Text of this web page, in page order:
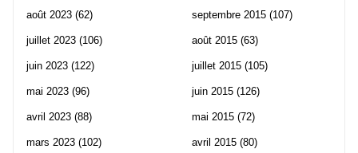
août 2023 (62)
juillet 2023 (106)
juin 2023 (122)
mai 2023 (96)
avril 2023 (88)
mars 2023 (102)
septembre 2015 (107)
août 2015 (63)
juillet 2015 (105)
juin 2015 (126)
mai 2015 (72)
avril 2015 (80)